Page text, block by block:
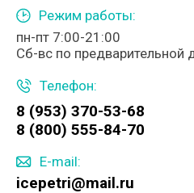
Режим работы:
пн-пт 7:00-21:00
Сб-вс по предварительной
Телефон:
8 (953) 370-53-68
8 (800) 555-84-70
E-mail:
icepetri@mail.ru